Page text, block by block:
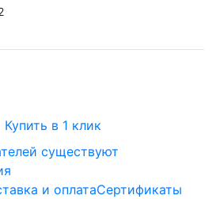
Купить в 1 клик
существуют
и оплатаСертификаты